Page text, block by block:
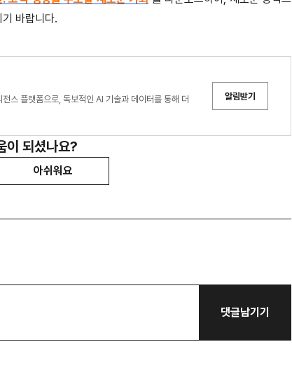
바랍니다.
스 플랫폼으로, 독보적인 AI 기술과 데이터를 통해 더
알림받기
이 되셨나요?
아쉬워요
댓글남기기